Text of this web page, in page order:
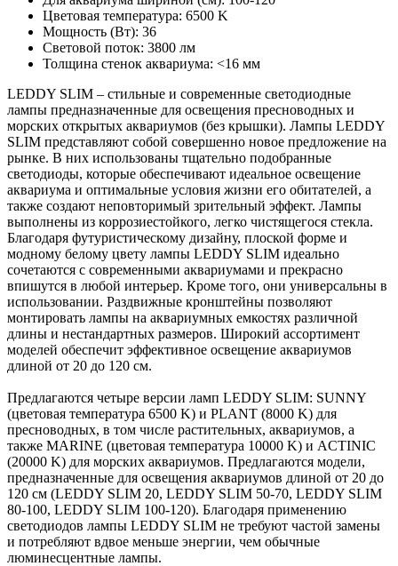
Цветовая температура: 6500 K
Мощность (Вт): 36
Световой поток: 3800 лм
Толщина стенок аквариума: <16 мм
LEDDY SLIM – стильные и современные светодиодные
лампы предназначенные для освещения пресноводных и
морских открытых аквариумов (без крышки). Лампы LEDDY
SLIM представляют собой совершенно новое предложение на
рынке. В них использованы тщательно подобранные
светодиоды, которые обеспечивают идеальное освещение
аквариума и оптимальные условия жизни его обитателей, а
также создают неповторимый зрительный эффект. Лампы
выполнены из коррозиестойкого, легко чистящегося стекла.
Благодаря футуристическому дизайну, плоской форме и
модному белому цвету лампы LEDDY SLIM идеально
сочетаются с современными аквариумами и прекрасно
впишутся в любой интерьер. Кроме того, они универсальны в
использовании. Раздвижные кронштейны позволяют
монтировать лампы на аквариумных емкостях различной
длины и нестандартных размеров. Широкий ассортимент
моделей обеспечит эффективное освещение аквариумов
длиной от 20 до 120 см.
Предлагаются четыре версии ламп LEDDY SLIM: SUNNY
(цветовая температура 6500 K) и PLANT (8000 K) для
пресноводных, в том числе растительных, аквариумов, а
также MARINE (цветовая температура 10000 K) и ACTINIC
(20000 K) для морских аквариумов. Предлагаются модели,
предназначенные для освещения аквариумов длиной от 20 до
120 см (LEDDY SLIM 20, LEDDY SLIM 50-70, LEDDY SLIM
80-100, LEDDY SLIM 100-120). Благодаря применению
светодиодов лампы LEDDY SLIM не требуют частой замены
и потребляют вдвое меньше энергии, чем обычные
люминесцентные лампы.